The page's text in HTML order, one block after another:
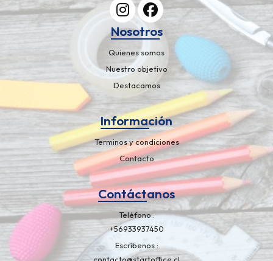
Nosotros
Quienes somos
Nuestro objetivo
Destacamos
Información
Terminos y condiciones
Contacto
Contáctanos
Teléfono
+56933937450
Escríbenos